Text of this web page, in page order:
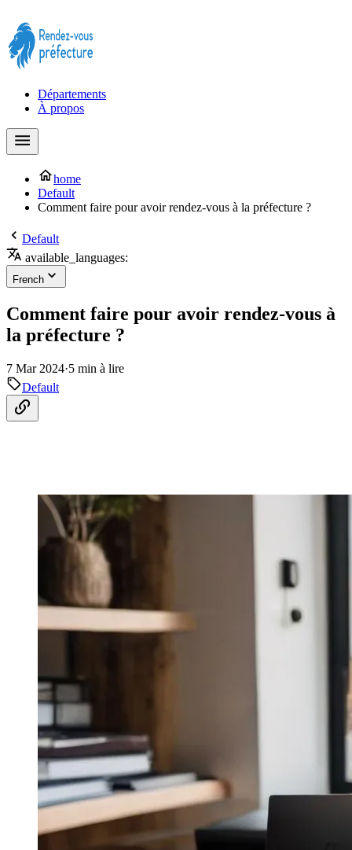
Départements
À propos
home
Default
Comment faire pour avoir rendez-vous à la préfecture ?
Default
available_languages:
French
Comment faire pour avoir rendez-vous à
la préfecture ?
7 Mar 2024·5 min à lire
Default